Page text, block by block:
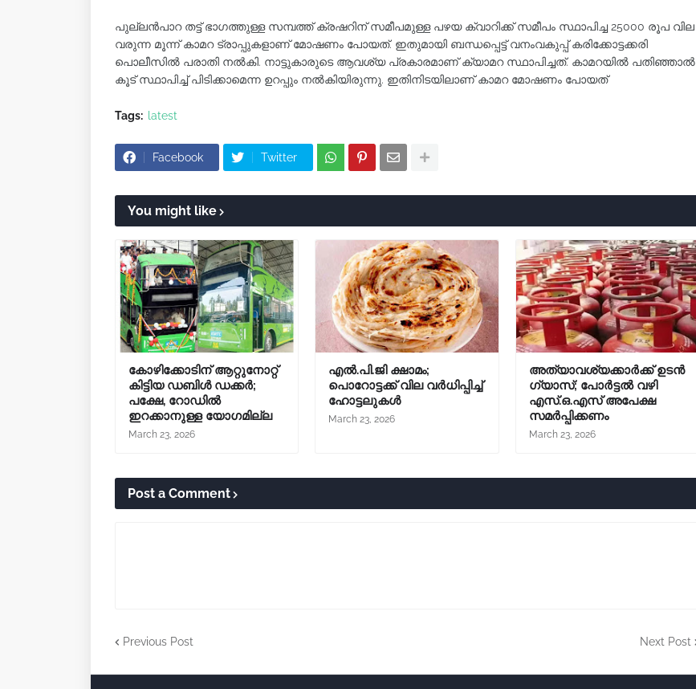
പുല്ലൻപാറ തട്ട് ഭാഗത്തുള്ള സമ്പത്ത് ക്രഷറിന് സമീപമുള്ള പഴയ ക്വാറിക്ക് സമീപം സ്ഥാപിച്ച 25000 രൂപ വില
വരുന്ന മൂന്ന് കാമറ ട്രാപ്പുകളാണ് മോഷണം പോയത്. ഇതുമായി ബന്ധപ്പെട്ട് വനംവകുപ്പ് കരിക്കോട്ടക്കരി
പൊലീസിൽ പരാതി നൽകി. നാട്ടുകാരുടെ ആവശ്യ പ്രകാരമാണ് ക്യാമറ സ്ഥാപിച്ചത്. കാമറയിൽ പതിഞ്ഞാൽ
കൂട് സ്ഥാപിച്ച് പിടിക്കാമെന്ന ഉറപ്പും നൽകിയിരുന്നു. ഇതിനിടയിലാണ് കാമറ മോഷണം പോയത്
Tags: latest
Facebook Twitter
You might like
കോഴിക്കോടിന് ആറ്റുനോറ്റ്
കിട്ടിയ ഡബിൾ ഡക്കർ;
പക്ഷേ, റോഡിൽ
ഇറക്കാനുള്ള യോഗമില്ല
March 23, 2026
എൽ.പി.ജി ക്ഷാമം;
പൊറോട്ടക്ക് വില വർധിപ്പിച്ച്
ഹോട്ടലുകൾ
March 23, 2026
അത്യാവശ്യക്കാർക്ക് ഉടൻ
ഗ്യാസ്; പോർട്ടൽ വഴി
എസ്.ഒ.എസ് അപേക്ഷ
സമർപ്പിക്കണം
March 23, 2026
Post a Comment
Previous Post Next Post